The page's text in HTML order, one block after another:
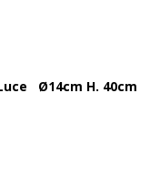
Ø14cm H. 40cm